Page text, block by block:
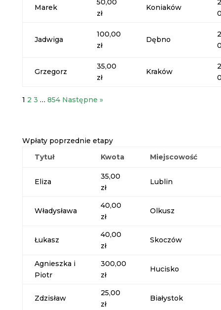
Marek
50,00
zł
Koniaków
Jadwiga
100,00
zł
Dębno
Grzegorz
35,00
zł
Kraków
1 2 3 … 854 Następne »
Wpłaty poprzednie etapy
Tytuł
Kwota Miejscowość
Eliza
35,00
zł
Lublin
Władysława
40,00
zł
Olkusz
Łukasz
40,00
zł
Skoczów
Agnieszka i
Piotr
300,00
zł
Hucisko
Zdzisław
25,00
zł
Białystok